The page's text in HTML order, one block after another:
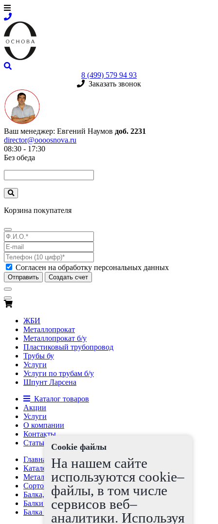
8 (499) 579 94 93
Заказать звонок
Ваш менеджер: Евгений Наумов доб. 2231
director@oooosnova.ru
08:30 - 17:30
Без обеда
Корзина покупателя
Согласен на обработку персональных данных
Отправить Создать счет
ЖБИ
Металлопрокат
Металлопрокат б/у
Пластиковый трубопровод
Трубы бу
Услуги
Услуги по трубам б/у
Шпунт Ларсена
Каталог товаров
Акции
Услуги
О компании
Контакты
Статьи
Главная страница
Каталог
Металлопрокат
Сортовой прокат
Балка, швеллер
Балки (Двутавр)
Балка 12 Б1 ГОСТ Р 57837-2017 (ГОСТ 26020)
Cookie файлы
На нашем сайте
используются cookie–
файлы, в том числе
сервисов веб–
аналитики. Используя